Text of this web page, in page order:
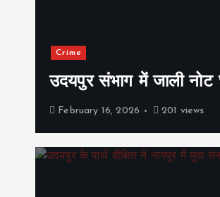
Crime
उदयपुर संभाग में जाली नोट
February 16, 2026 201 views